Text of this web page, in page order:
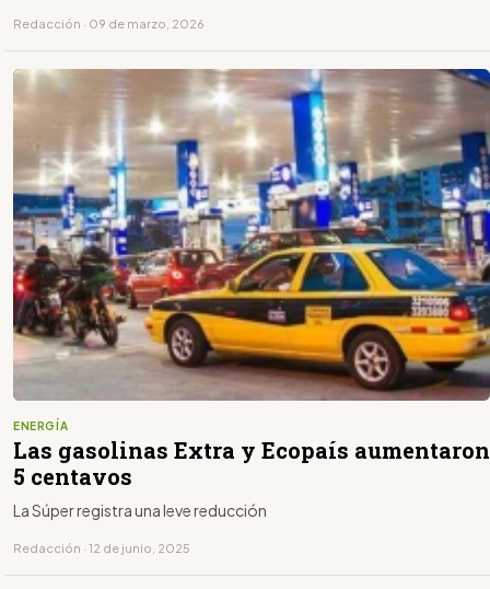
Redacción · 09 de marzo, 2026
ENERGÍA
Las gasolinas Extra y Ecopaís aumentaron
5 centavos
La Súper registra una leve reducción
Redacción · 12 de junio, 2025